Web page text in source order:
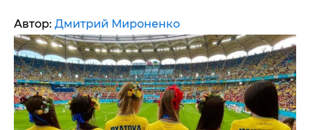
Автор: Дмитрий Мироненко